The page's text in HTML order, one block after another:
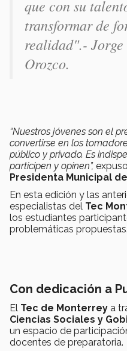
que con su
transformar de
realidad".-
Orozco.
“Nuestros jóvenes son el
convertirse en los
público y privado. Es
participen y opinen”, expuso
Presidenta Municipal
En esta edición y las
especialistas del Tec
los estudiantes
problemáticas propuestas.
Con dedicación a
El Tec de Monterrey a
Ciencias Sociales y
un espacio de
docentes de preparatoria.